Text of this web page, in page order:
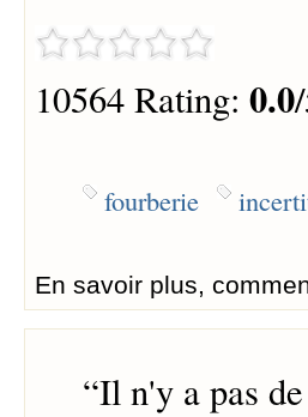
10564 Rating: 0.0
fourberie
En savoir plus,
“Il n'y a pas